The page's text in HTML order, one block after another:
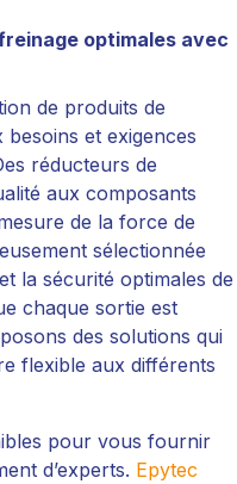
optimales avec
de produits de
et exigences
réducteurs de
aux composants
de la force de
sélectionnée
la sécurité optimales de
chaque sortie est
des solutions qui
flexible aux différents
pour vous fournir
d’experts. Epytec